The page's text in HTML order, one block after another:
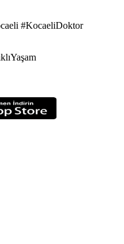
#KocaeliDoktor